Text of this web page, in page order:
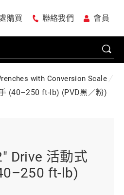
購買 聯絡我們 會員
with Conversion Scale
(40–250 ft-lb) (PVD黑／粉)
Drive 活動式
ft-lb)